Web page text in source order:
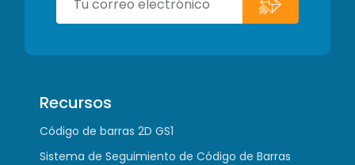
Recursos
Código de barras 2D GS1
Sistema de Seguimiento de Código de Barras